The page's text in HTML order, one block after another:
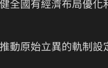
全國有經濟布局優
動原始立異的軌制